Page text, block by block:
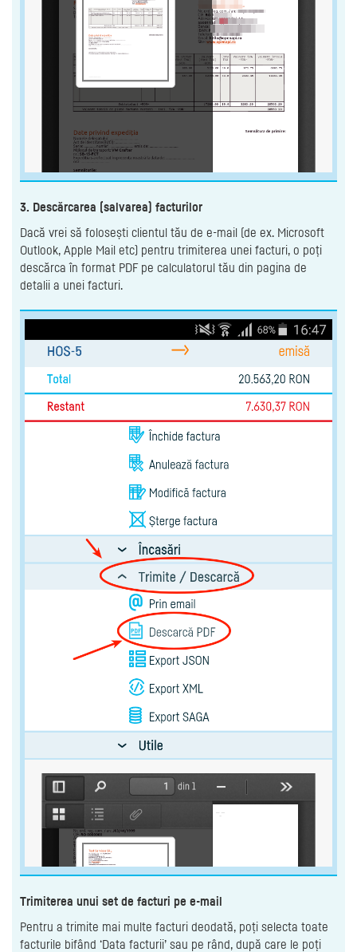
3. Descărcarea (salvarea) facturilor
Dacă vrei să folosești clientul tău de e-mail (de ex. Microsoft
Outlook, Apple Mail etc) pentru trimiterea unei facturi, o poți
descărca în format PDF pe calculatorul tău din pagina de
detalii a unei facturi.
Trimiterea unui set de facturi pe e-mail
Pentru a trimite mai multe facturi deodată, poți selecta toate
facturile bifând ‘Data facturii’ sau pe rând, după care le poți